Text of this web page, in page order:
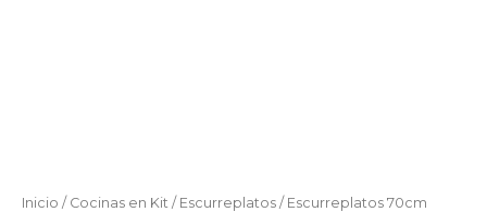
Inicio / Cocinas en Kit / Escurreplatos / Escurreplatos 70cm